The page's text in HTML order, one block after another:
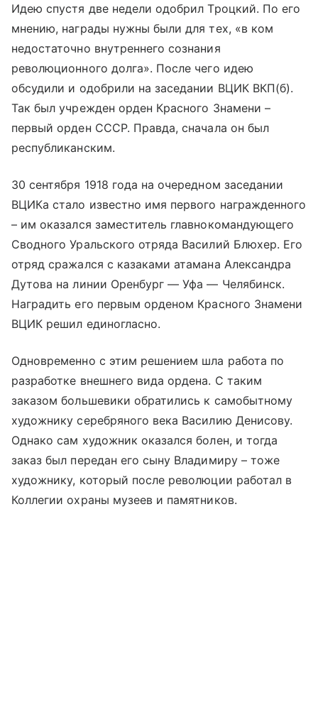
Идею спустя две недели одобрил Троцкий. По его
мнению, награды нужны были для тех, «в ком
недостаточно внутреннего сознания
революционного долга». После чего идею
обсудили и одобрили на заседании ВЦИК ВКП(б).
Так был учрежден орден Красного Знамени –
первый орден СССР. Правда, сначала он был
республиканским.
30 сентября 1918 года на очередном заседании
ВЦИКа стало известно имя первого награжденного
– им оказался заместитель главнокомандующего
Сводного Уральского отряда Василий Блюхер. Его
отряд сражался с казаками атамана Александра
Дутова на линии Оренбург — Уфа — Челябинск.
Наградить его первым орденом Красного Знамени
ВЦИК решил единогласно.
Одновременно с этим решением шла работа по
разработке внешнего вида ордена. С таким
заказом большевики обратились к самобытному
художнику серебряного века Василию Денисову.
Однако сам художник оказался болен, и тогда
заказ был передан его сыну Владимиру – тоже
художнику, который после революции работал в
Коллегии охраны музеев и памятников.